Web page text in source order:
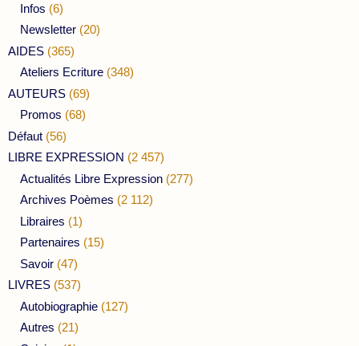
Infos (6)
Newsletter (20)
AIDES (365)
Ateliers Ecriture (348)
AUTEURS (69)
Promos (68)
Défaut (56)
LIBRE EXPRESSION (2 457)
Actualités Libre Expression (277)
Archives Poèmes (2 112)
Libraires (1)
Partenaires (15)
Savoir (47)
LIVRES (537)
Autobiographie (127)
Autres (21)